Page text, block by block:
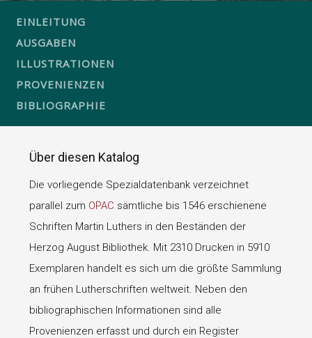
EINLEITUNG
AUSGABEN
ILLUSTRATIONEN
PROVENIENZEN
BIBLIOGRAPHIE
Über diesen Katalog
Die vorliegende Spezialdatenbank verzeichnet
parallel zum OPAC sämtliche bis 1546 erschienene
Schriften Martin Luthers in den Beständen der
Herzog August Bibliothek. Mit 2310 Drucken in 5910
Exemplaren handelt es sich um die größte Sammlung
an frühen Lutherschriften weltweit. Neben den
bibliographischen Informationen sind alle
Provenienzen erfasst und durch ein Register